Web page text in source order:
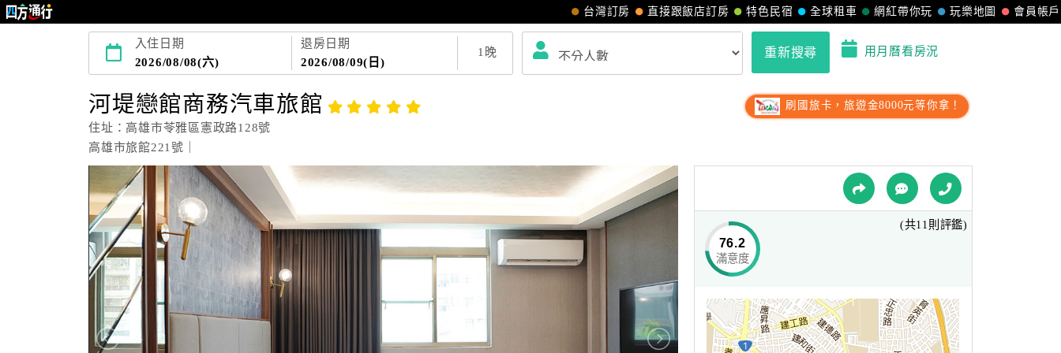
會員帳戶
玩樂地圖
網紅帶你玩
全球租車
特色民宿
直接跟飯店訂房
台灣訂房
入住日期
2026/08/08(六)
退房日期
2026/08/09(日)
1 晚 重新搜尋 用月曆看房況
河堤戀館商務汽車旅館
住址：高雄市苓雅區憲政路128號
高雄市旅館221號｜
刷國旅卡，旅遊金8000元等你拿！
76.2
滿意度
(共11則評鑑)